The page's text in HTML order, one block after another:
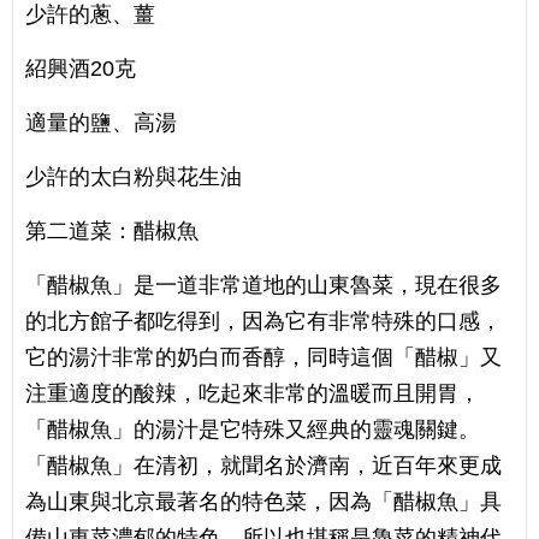
少許的蔥、薑
紹興酒20克
適量的鹽、高湯
少許的太白粉與花生油
第二道菜：醋椒魚
「醋椒魚」是一道非常道地的山東魯菜，現在很多
的北方館子都吃得到，因為它有非常特殊的口感，
它的湯汁非常的奶白而香醇，同時這個「醋椒」又
注重適度的酸辣，吃起來非常的溫暖而且開胃，
「醋椒魚」的湯汁是它特殊又經典的靈魂關鍵。
「醋椒魚」在清初，就聞名於濟南，近百年來更成
為山東與北京最著名的特色菜，因為「醋椒魚」具